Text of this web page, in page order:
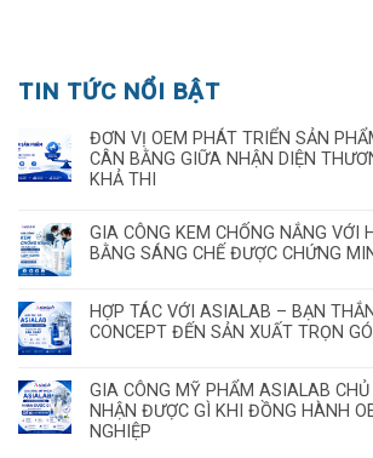
TIN TỨC NỔI BẬT
ĐƠN VỊ OEM PHÁT TRIỂN SẢN
CÂN BẰNG GIỮA NHẬN DIỆN
KHẢ THI
GIA CÔNG KEM CHỐNG NẮNG VỚI
BẰNG SÁNG CHẾ ĐƯỢC CHỨNG
HỢP TÁC VỚI ASIALAB – BẠN
CONCEPT ĐẾN SẢN XUẤT TRỌN GÓI
GIA CÔNG MỸ PHẨM ASIALAB CHỦ
NHẬN ĐƯỢC GÌ KHI ĐỒNG HÀNH
NGHIỆP